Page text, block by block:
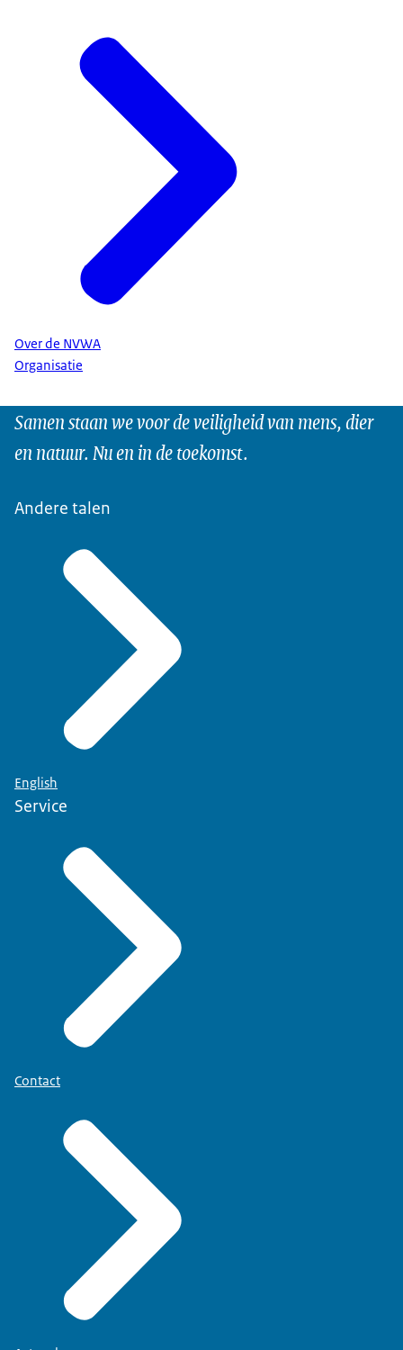
Over de NVWA
Organisatie
Samen staan we voor de veiligheid van mens, dier
en natuur. Nu en in de toekomst.
Andere talen
English
Service
Contact